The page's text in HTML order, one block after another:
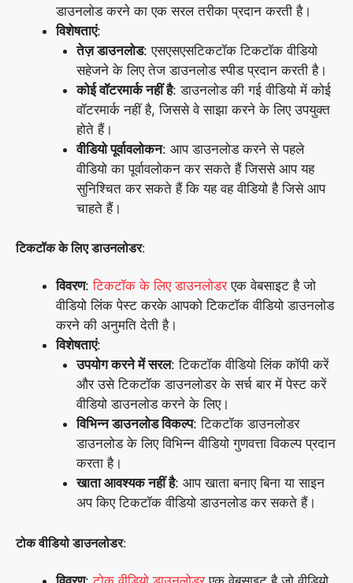
डाउनलोड करने का एक सरल तरीका प्रदान करती है।
विशेषताएं:
तेज़ डाउनलोड: एसएसएसटिकटॉक टिकटॉक वीडियो
सहेजने के लिए तेज डाउनलोड स्पीड प्रदान करती है।
कोई वॉटरमार्क नहीं है: डाउनलोड की गई वीडियो में कोई
वॉटरमार्क नहीं है, जिससे वे साझा करने के लिए उपयुक्त
होते हैं।
वीडियो पूर्वावलोकन: आप डाउनलोड करने से पहले
वीडियो का पूर्वावलोकन कर सकते हैं जिससे आप यह
सुनिश्चित कर सकते हैं कि यह वह वीडियो है जिसे आप
चाहते हैं।
टिकटॉक के लिए डाउनलोडर:
विवरण:टिकटॉक के लिए डाउनलोडरएक वेबसाइट है जो
वीडियो लिंक पेस्ट करके आपको टिकटॉक वीडियो डाउनलोड
करने की अनुमति देती है।
विशेषताएं:
उपयोग करने में सरल: टिकटॉक वीडियो लिंक कॉपी करें
और उसे टिकटॉक डाउनलोडर के सर्च बार में पेस्ट करें
वीडियो डाउनलोड करने के लिए।
विभिन्न डाउनलोड विकल्प: टिकटॉक डाउनलोडर
डाउनलोड के लिए विभिन्न वीडियो गुणवत्ता विकल्प प्रदान
करता है।
खाता आवश्यक नहीं है: आप खाता बनाए बिना या साइन
अप किए टिकटॉक वीडियो डाउनलोड कर सकते हैं।
टोक वीडियो डाउनलोडर: